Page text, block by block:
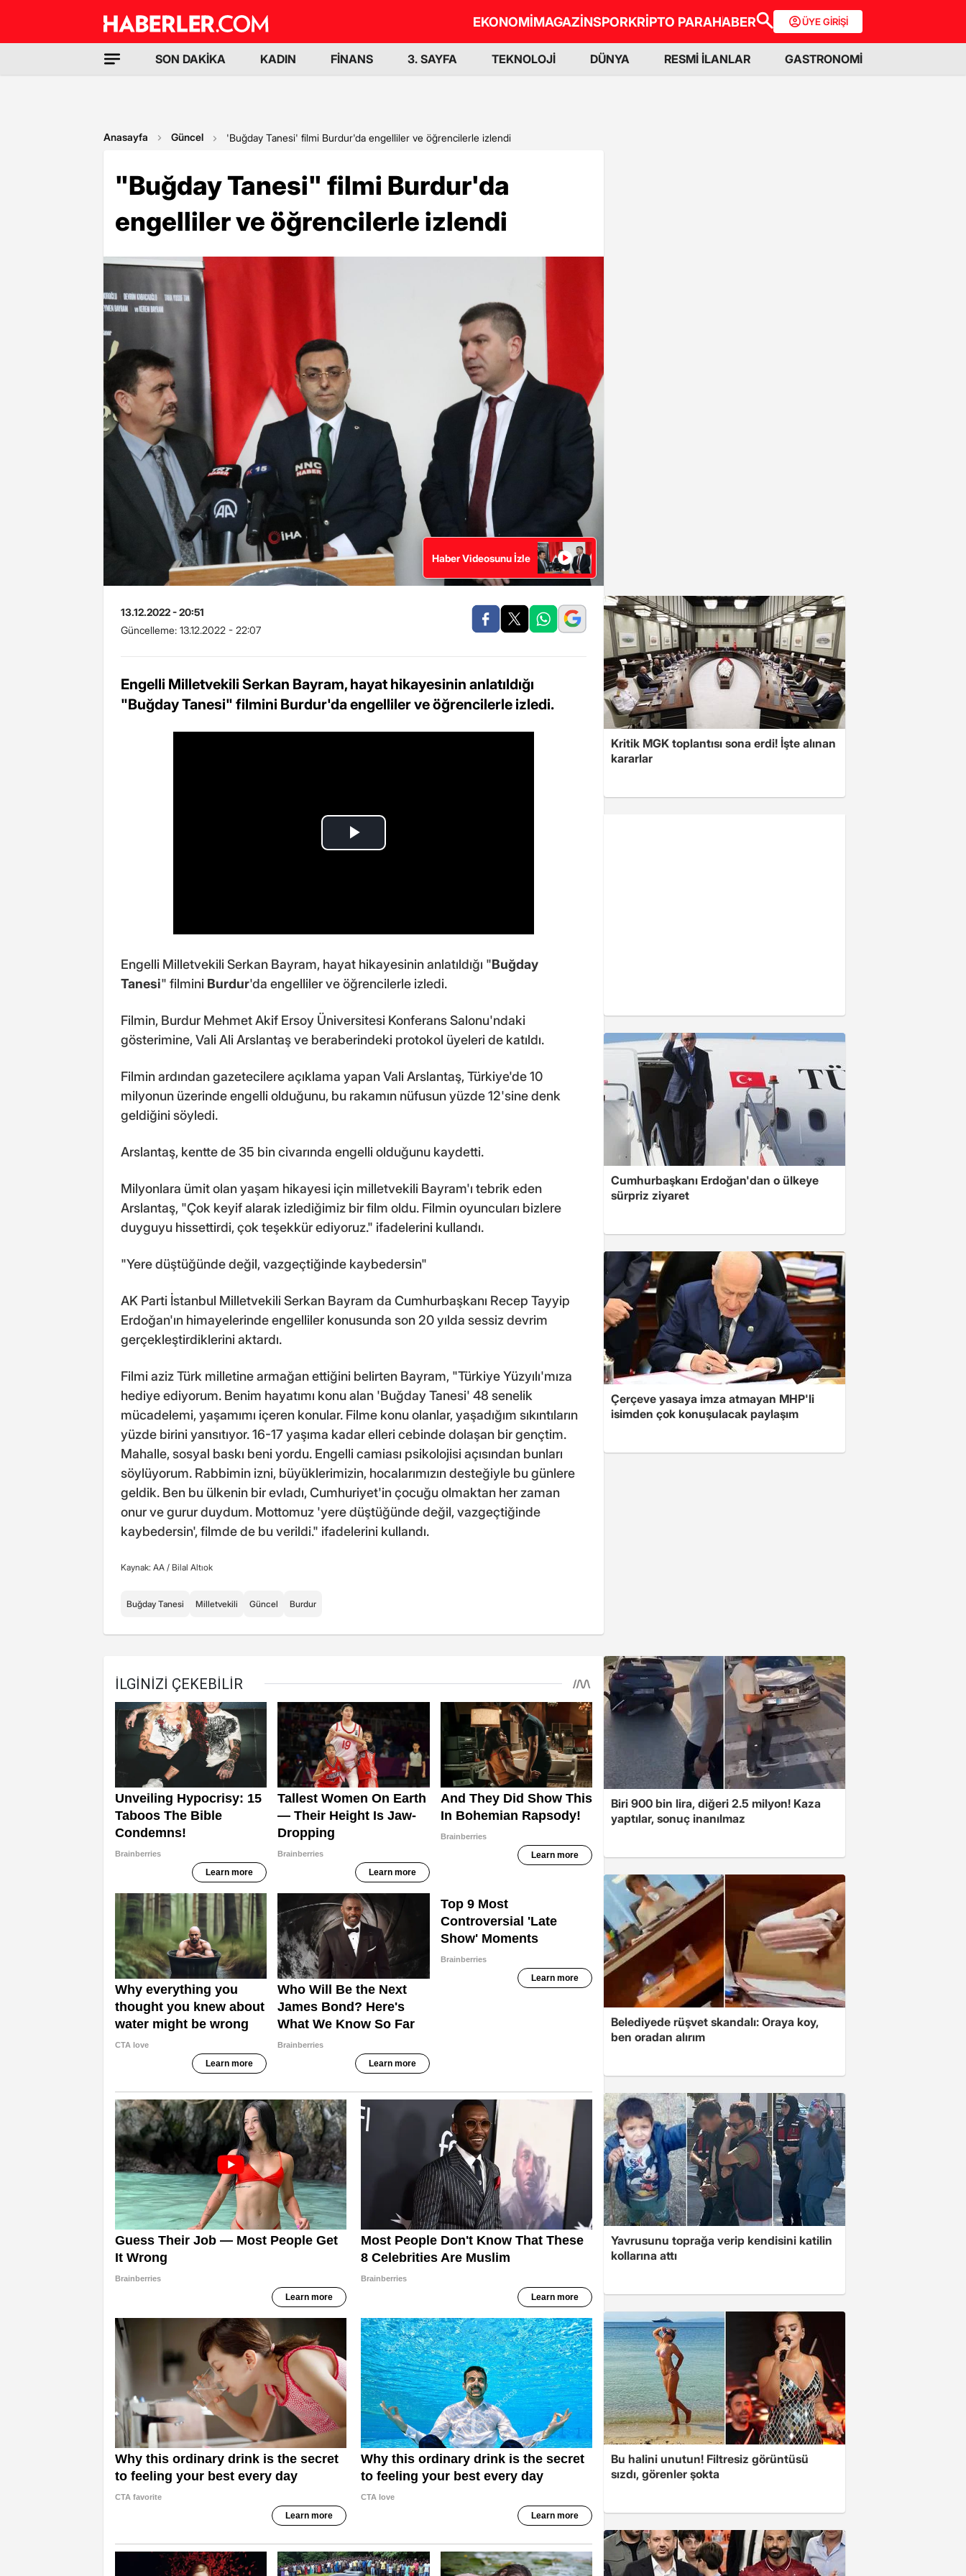
EKONOMİMAGAZİNSPORKRİPTO PARAHABER ÜYE GİRİŞİ
SON DAKİKA KADIN FİNANS 3. SAYFA TEKNOLOJİ DÜNYA RESMİ İLANLAR GASTRONOMİ
Anasayfa Güncel 'Buğday Tanesi' filmi Burdur'da engelliler ve öğrencilerle izlendi
"Buğday Tanesi" filmi Burdur'da
engelliler ve öğrencilerle izlendi
Haber Videosunu İzle
13.12.2022 - 20:51
Güncelleme: 13.12.2022 - 22:07
Engelli Milletvekili Serkan Bayram, hayat hikayesinin anlatıldığı
"Buğday Tanesi" filmini Burdur'da engelliler ve öğrencilerle izledi.
Engelli Milletvekili Serkan Bayram, hayat hikayesinin anlatıldığı "Buğday
Tanesi" filmini Burdur'da engelliler ve öğrencilerle izledi.
Filmin, Burdur Mehmet Akif Ersoy Üniversitesi Konferans Salonu'ndaki
gösterimine, Vali Ali Arslantaş ve beraberindeki protokol üyeleri de katıldı.
Filmin ardından gazetecilere açıklama yapan Vali Arslantaş, Türkiye'de 10
milyonun üzerinde engelli olduğunu, bu rakamın nüfusun yüzde 12'sine denk
geldiğini söyledi.
Arslantaş, kentte de 35 bin civarında engelli olduğunu kaydetti.
Milyonlara ümit olan yaşam hikayesi için milletvekili Bayram'ı tebrik eden
Arslantaş, "Çok keyif alarak izlediğimiz bir film oldu. Filmin oyuncuları bizlere
duyguyu hissettirdi, çok teşekkür ediyoruz." ifadelerini kullandı.
"Yere düştüğünde değil, vazgeçtiğinde kaybedersin"
AK Parti İstanbul Milletvekili Serkan Bayram da Cumhurbaşkanı Recep Tayyip
Erdoğan'ın himayelerinde engelliler konusunda son 20 yılda sessiz devrim
gerçekleştirdiklerini aktardı.
Filmi aziz Türk milletine armağan ettiğini belirten Bayram, "Türkiye Yüzyılı'mıza
hediye ediyorum. Benim hayatımı konu alan 'Buğday Tanesi' 48 senelik
mücadelemi, yaşamımı içeren konular. Filme konu olanlar, yaşadığım sıkıntıların
yüzde birini yansıtıyor. 16-17 yaşıma kadar elleri cebinde dolaşan bir gençtim.
Mahalle, sosyal baskı beni yordu. Engelli camiası psikolojisi açısından bunları
söylüyorum. Rabbimin izni, büyüklerimizin, hocalarımızın desteğiyle bu günlere
geldik. Ben bu ülkenin bir evladı, Cumhuriyet'in çocuğu olmaktan her zaman
onur ve gurur duydum. Mottomuz 'yere düştüğünde değil, vazgeçtiğinde
kaybedersin', filmde de bu verildi." ifadelerini kullandı.
Kaynak: AA / Bilal Altıok
Buğday Tanesi Milletvekili Güncel Burdur
Kritik MGK toplantısı sona erdi! İşte alınan
kararlar
Cumhurbaşkanı Erdoğan'dan o ülkeye
sürpriz ziyaret
Çerçeve yasaya imza atmayan MHP'li
isimden çok konuşulacak paylaşım
Biri 900 bin lira, diğeri 2.5 milyon! Kaza
yaptılar, sonuç inanılmaz
Belediyede rüşvet skandalı: Oraya koy,
ben oradan alırım
Yavrusunu toprağa verip kendisini katilin
kollarına attı
Bu halini unutun! Filtresiz görüntüsü
sızdı, görenler şokta